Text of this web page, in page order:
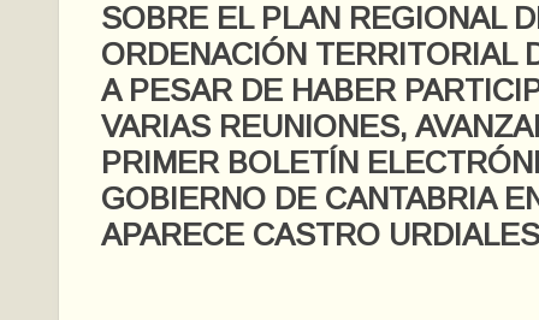
SOBRE EL PLAN REGIONAL
ORDENACIÓN TERRITORIAL
A PESAR DE HABER
VARIAS REUNIONES,
PRIMER BOLETÍN
GOBIERNO DE CANTABRIA
APARECE CASTRO